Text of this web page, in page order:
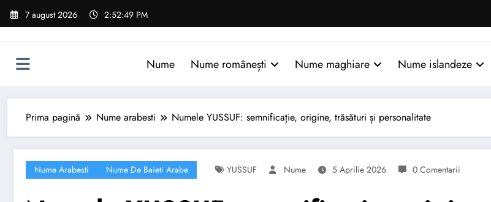
Sari
7 august 2026 2:52:50 PM
Nume Nume românești Nume maghiare Nume islandeze
Prima pagină Nume arabesti Numele YUSSUF: semnificație, origine, trăsături și personalitate
Nume Arabesti Nume De Baieti Arabe YUSSUF Nume 5 Aprilie 2026 0 Comentarii